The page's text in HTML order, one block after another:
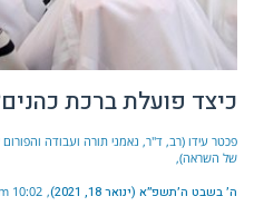
כיצד פועלת ברכת
פכטר עידו (רב, ד"ר, נאמני תורה ועבודה
של השראה)
ה׳ בשבט ה׳תשפ״א (ינואר 18, 2021) 10:02 am